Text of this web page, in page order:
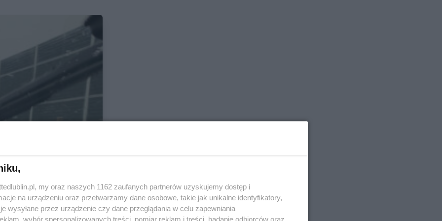
Dla mieszkańca
my oraz naszych 1162 zaufanych partnerów uzyskujemy dostęp i
na urządzeniu oraz przetwarzamy dane osobowe, takie jak unikalne identyfikatory,
wysyłane przez urządzenie czy dane przeglądania w celu zapewniania